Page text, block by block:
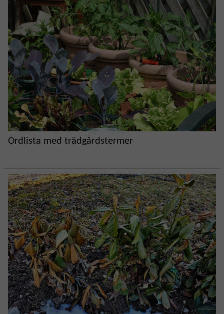
Ordlista med trädgårdstermer